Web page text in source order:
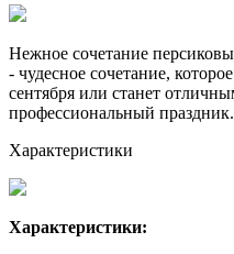
Нежное сочетание
- чудесное сочетание,
сентября или станет
профессиональный праздник.
Характеристики
Характеристики: